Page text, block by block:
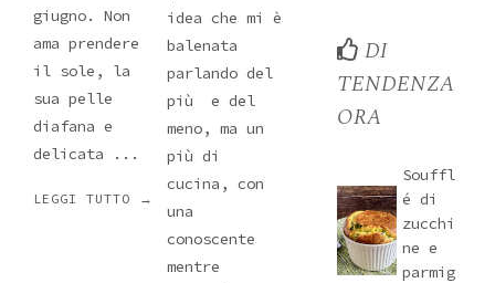
giugno. Non
ama prendere
il sole, la
sua pelle
diafana e
delicata ...
LEGGI TUTTO →
idea che mi è
balenata
parlando del
più e del
meno, ma un
più di
cucina, con
una
conoscente
mentre
DI
TENDENZA
ORA
Souffl
é di
zucchi
ne e
parmig